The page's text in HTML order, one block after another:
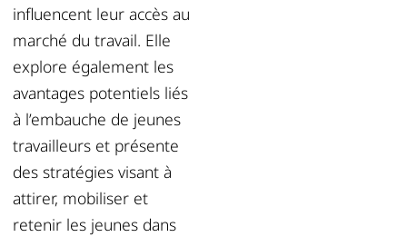
influencent leur accès au
marché du travail. Elle
explore également les
avantages potentiels liés
à l’embauche de jeunes
travailleurs et présente
des stratégies visant à
attirer, mobiliser et
retenir les jeunes dans